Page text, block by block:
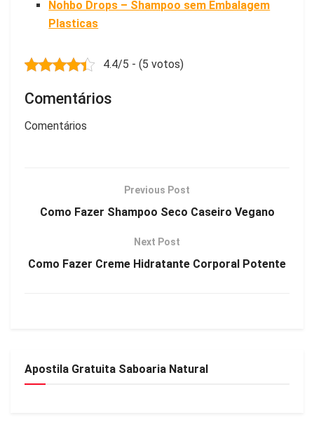
Nohbo Drops – Shampoo sem Embalagem
Plasticas
4.4/5 - (5 votos)
Comentários
Comentários
Previous Post
Como Fazer Shampoo Seco Caseiro Vegano
Next Post
Como Fazer Creme Hidratante Corporal Potente
Apostila Gratuita Saboaria Natural